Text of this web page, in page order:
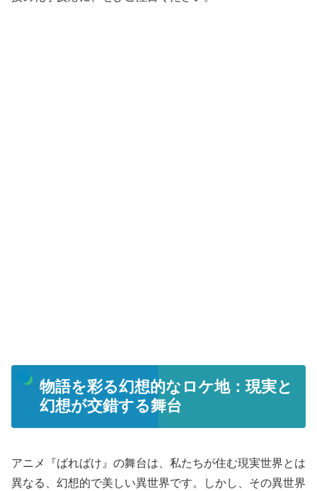
物語を彩る幻想的なロケ地：現実と
幻想が交錯する舞台
アニメ『ばればけ』の舞台は、私たちが住む現実世界とは
異なる、幻想的で美しい異世界です。しかし、その異世界